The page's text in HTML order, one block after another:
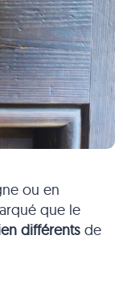
ou en
que le
différentsde